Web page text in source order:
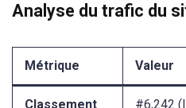
Analyse du trafic du
Métrique Valeur
Classement
#6,242